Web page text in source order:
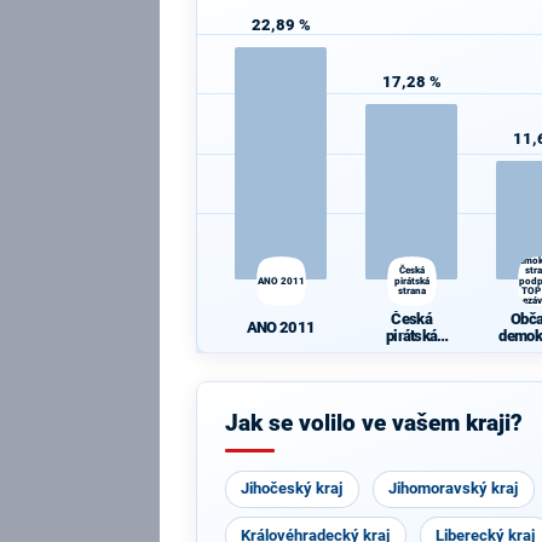
22,89 %
ANO 2011
ANO 2011
17,28 %
Česká
pirátská
strana
Česká
pirátská
Jak se volilo ve vašem kraji?
Jihočeský kraj Jihomoravský kraj
Královéhradecký kraj Liberecký kraj